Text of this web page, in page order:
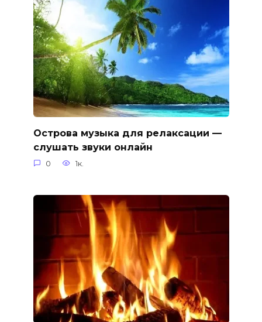
Острова музыка для релаксации —
слушать звуки онлайн
0 1к.